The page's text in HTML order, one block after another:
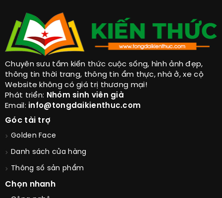
Chuyên sưu tầm kiến thức cuộc sống, hình ảnh đẹp,
thông tin thời trang, thông tin ẩm thực, nhà ở, xe cộ
Website không có giá trị thương mại!
Phát triển: Nhóm sinh viên già
Email: info@tongdaikienthuc.com
Góc tài trợ
Golden Face
Danh sách cửa hàng
Thông số sản phẩm
Chọn nhanh